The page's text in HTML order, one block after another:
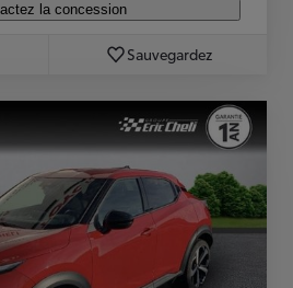
la concession
Sauvegardez